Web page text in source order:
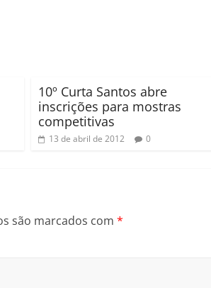
10º Curta Santos abre
inscrições para mostras
competitivas
13 de abril de 2012 0
são marcados com *